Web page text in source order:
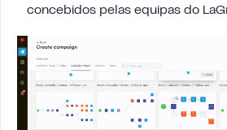
concebidos pelas equipas do